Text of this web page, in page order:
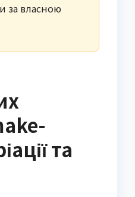
за власною
та